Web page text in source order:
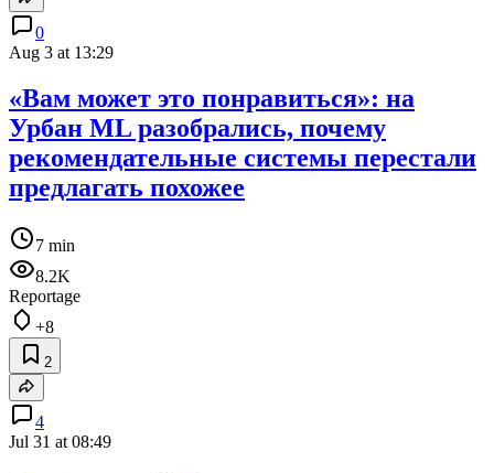
0
Aug 3 at 13:29
«Вам может это понравиться»: на
Урбан ML разобрались, почему
рекомендательные системы перестали
предлагать похожее
7 min
8.2K
Reportage
+8
2
4
Jul 31 at 08:49